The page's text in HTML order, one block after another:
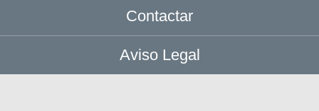
Contactar
Aviso Legal